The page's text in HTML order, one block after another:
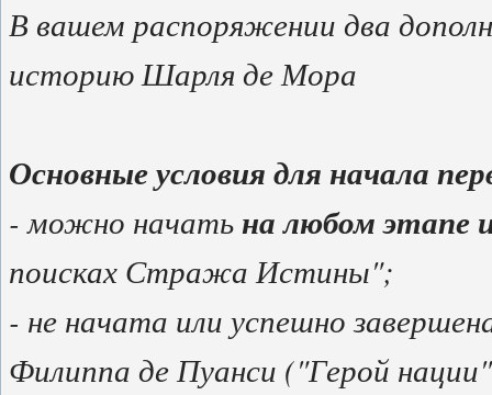
В вашем распоряжении два
историю Шарля де Мора
Основные условия для начала
- можно начатьна любом этапе
поисках Стража Истины";
- не начата или успешно
Филиппа де Пуанси ("Герой